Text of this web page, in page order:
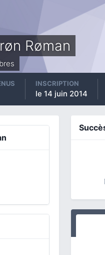
Røman
INSCRIPTION
le 14 juin 2014